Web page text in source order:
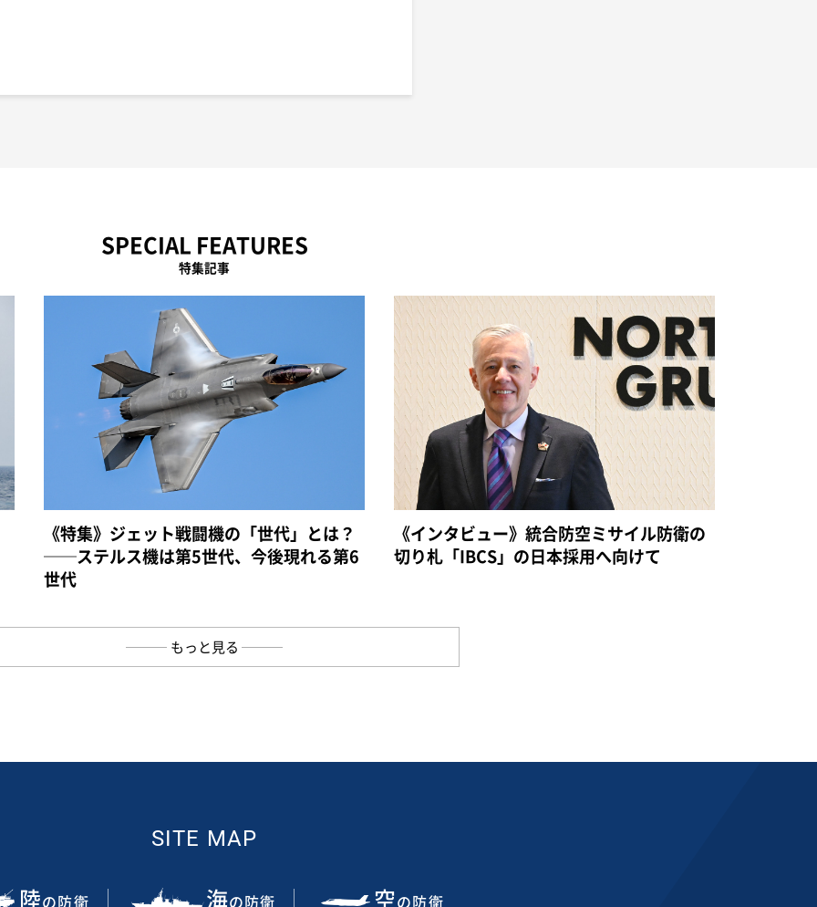
SPECIAL FEATURES
特集記事
《特集》ジェット戦闘機の「世代」とは？
──ステルス機は第5世代、今後現れる第6
世代
《インタビュー》統合防空ミサイル防衛の
切り札「IBCS」の日本採用へ向けて
もっと見る
SITE MAP
陸の防衛 海の防衛 空の防衛